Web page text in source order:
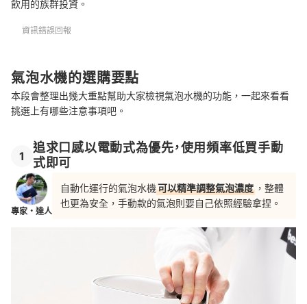
飲用的族群投資。
資訊錯誤回報
氣泡水機的選購要點
本段會整理出幾大重點幫助大家檢視氣泡水機的功能，一起來看看
挑選上有哪些注意事項吧。
1
追求口感以電動式為優先，使用頻率低買手動
式即可
專家・達人
自動化運行的氣泡水機可以精準調整氣泡濃度 ，整體
也更為安全，手動款的氣泡則要自己依照經驗拿捏。